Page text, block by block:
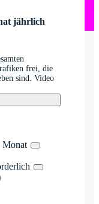
jährlich
frei, die
sind. Video
Monat